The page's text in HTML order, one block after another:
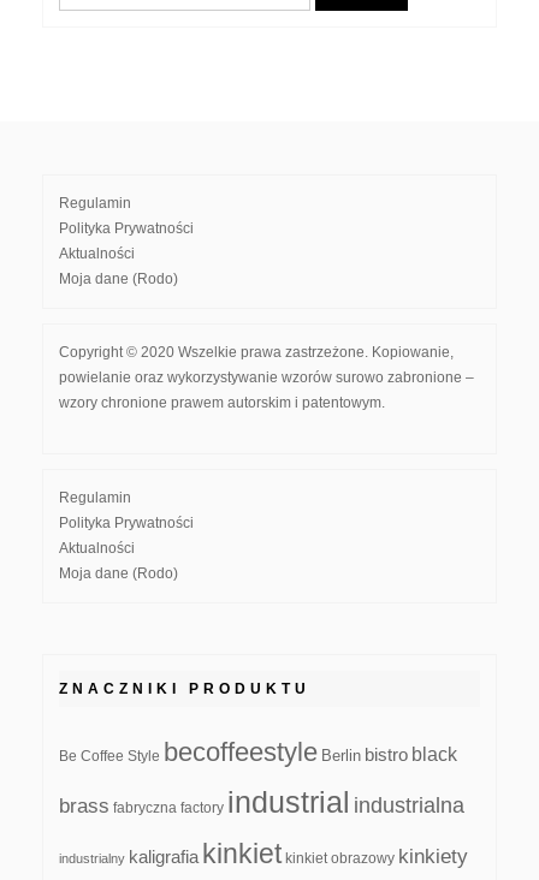
Regulamin
Polityka Prywatności
Aktualności
Moja dane (Rodo)
Copyright © 2020 Wszelkie prawa zastrzeżone. Kopiowanie,
powielanie oraz wykorzystywanie wzorów surowo zabronione –
wzory chronione prawem autorskim i patentowym.
Regulamin
Polityka Prywatności
Aktualności
Moja dane (Rodo)
ZNACZNIKI PRODUKTU
Be Coffee Style becoffeestyle Berlin bistro black
brass fabryczna factory industrial industrialna
industrialny kaligrafia kinkiet kinkiet obrazowy kinkiety